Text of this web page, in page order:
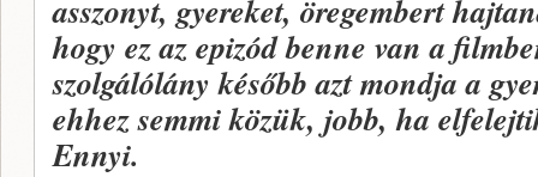
asszonyt, gyereket, öregembert
hogy ez az epizód benne van a
szolgálólány később azt mondja a
ehhez semmi közük, jobb, ha
Ennyi.